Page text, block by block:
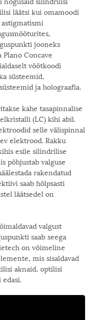
läätsi kui omamoodi
jooneks
Concave
vöötkoodi
süsteemid,
ja holograafia.
kahe tasapinnalise
(LC) kihi abil.
selle välispinnal
elektrood. Rakku
esile silindrilise
põhjustab valguse
rakendatud
saab hõlpsasti
läätsedel on
valgust
saab seega
on võimeline
mis sisaldavad
aknaid, optilisi